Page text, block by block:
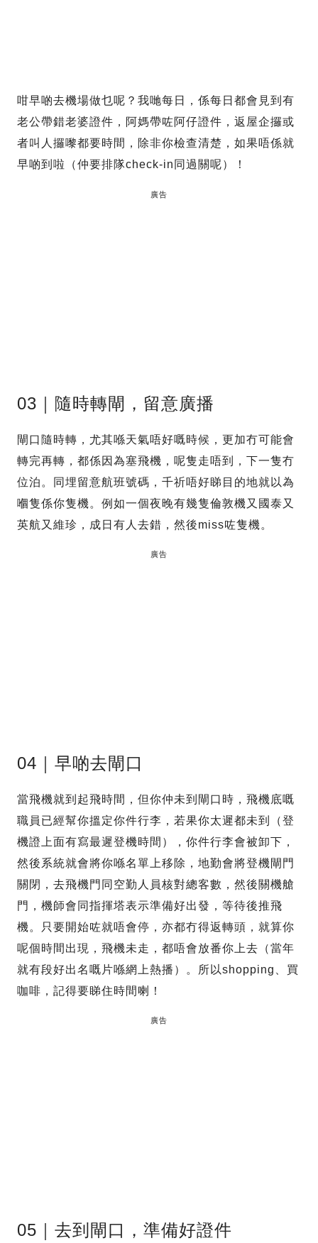
咁早啲去機場做乜呢？我哋每日，係每日都會見到有
老公帶錯老婆證件，阿媽帶咗阿仔證件，返屋企攞或
者叫人攞嚟都要時間，除非你檢查清楚，如果唔係就
早啲到啦（仲要排隊check-in同過關呢）！
廣告
03｜隨時轉閘，留意廣播
閘口隨時轉，尤其喺天氣唔好嘅時候，更加冇可能會
轉完再轉，都係因為塞飛機，呢隻走唔到，下一隻冇
位泊。同埋留意航班號碼，千祈唔好睇目的地就以為
嗰隻係你隻機。例如一個夜晚有幾隻倫敦機又國泰又
英航又維珍，成日有人去錯，然後miss咗隻機。
廣告
04｜早啲去閘口
當飛機就到起飛時間，但你仲未到閘口時，飛機底嘅
職員已經幫你搵定你件行李，若果你太遲都未到（登
機證上面有寫最遲登機時間），你件行李會被卸下，
然後系統就會將你喺名單上移除，地勤會將登機閘門
關閉，去飛機門同空勤人員核對總客數，然後關機艙
門，機師會同指揮塔表示準備好出發，等待後推飛
機。只要開始咗就唔會停，亦都冇得返轉頭，就算你
呢個時間出現，飛機未走，都唔會放番你上去（當年
就有段好出名嘅片喺網上熱播）。所以shopping、買
咖啡，記得要睇住時間喇！
廣告
05｜去到閘口，準備好證件